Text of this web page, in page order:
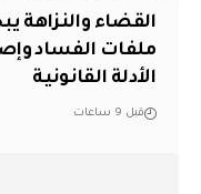
القضاء والنزاهة
ملفات الفساد
الأدلة القانونية
قبل 9 ساعات